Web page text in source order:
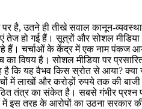
पर है, उतने ही तीखे सवाल कानून-
हो गई हैं। सूत्रों और सोशल
हैं। चर्चाओं के केंद्र में एक नाम पंकज
है। सोशल मीडिया पर
यह वैभव किस स्रोत से आया? क्या
लाखों और करोड़ों रुपये तक की
तंत्र का संकेत है। सबसे गंभीर
में इस तरह के आरोपों का उठना